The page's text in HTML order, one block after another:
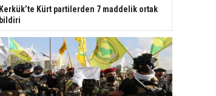
Kerkük’te Kürt partilerden 7 maddelik ortak
bildiri